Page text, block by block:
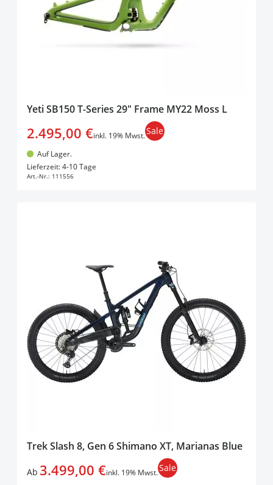
Yeti SB150 T-Series 29" Frame MY22 Moss L
2.495,00 €inkl. 19% Mwst.Sale
Auf Lager.
Lieferzeit: 4-10 Tage
Art.-Nr.: 111556
Trek Slash 8, Gen 6 Shimano XT, Marianas Blue
Ab 3.499,00 €inkl. 19% Mwst.Sale